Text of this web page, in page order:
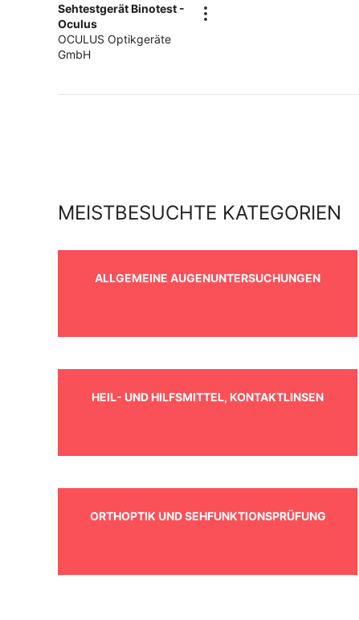
Sehtestgerät Binotest -
Oculus
OCULUS Optikgeräte
GmbH
MEISTBESUCHTE KATEGORIEN
ALLGEMEINE AUGENUNTERSUCHUNGEN
HEIL- UND HILFSMITTEL, KONTAKTLINSEN
ORTHOPTIK UND SEHFUNKTIONSPRÜFUNG